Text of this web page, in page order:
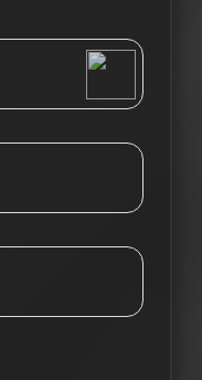
Tieba